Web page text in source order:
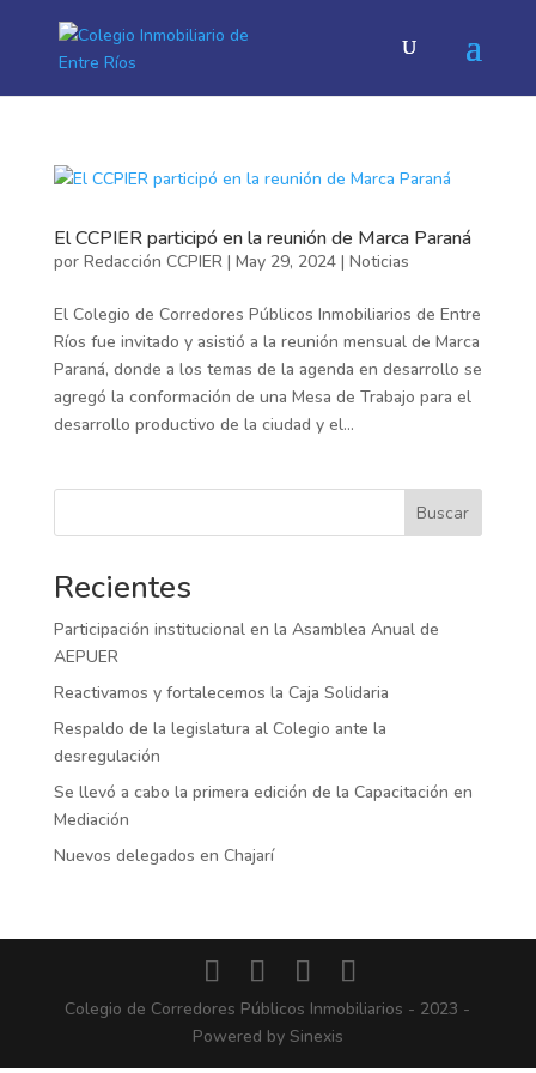
El CCPIER participó en la reunión de Marca Paraná
por Redacción CCPIER| May 29, 2024| Noticias
El Colegio de Corredores Públicos Inmobiliarios de Entre
Ríos fue invitado y asistió a la reunión mensual de Marca
Paraná, donde a los temas de la agenda en desarrollo se
agregó la conformación de una Mesa de Trabajo para el
desarrollo productivo de la ciudad y el...
Buscar
Recientes
Participación institucional en la Asamblea Anual de
AEPUER
Reactivamos y fortalecemos la Caja Solidaria
Respaldo de la legislatura al Colegio ante la
desregulación
Se llevó a cabo la primera edición de la Capacitación en
Mediación
Nuevos delegados en Chajarí
Colegio de Corredores Públicos Inmobiliarios - 2023 -
Powered by Sinexis